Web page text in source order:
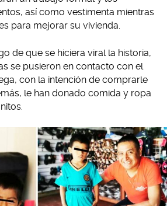
así como vestimenta mientras
para mejorar su vivienda.
de que se hiciera viral la historia,
se pusieron en contacto con el
con la intención de comprarle
le han donado comida y ropa